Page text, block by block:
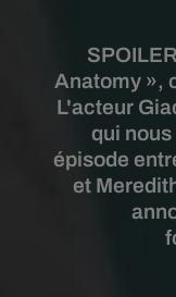
Anatomy »,
L'acteur
qui
épisode
et